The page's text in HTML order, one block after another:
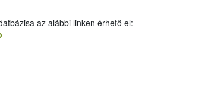
az alábbi linken érhető el: